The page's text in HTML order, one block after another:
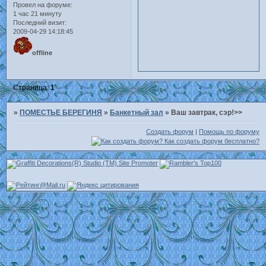
Провел на форуме:
1 час 21 минуту
Последний визит:
2009-04-29 14:18:45
offline
Страница:1
» ПОМЕСТЬЕ БЕРЕГИНЯ » Банкетный зал » Ваш завтрак, сэр!>>
Создать форум | Помощь по форуму